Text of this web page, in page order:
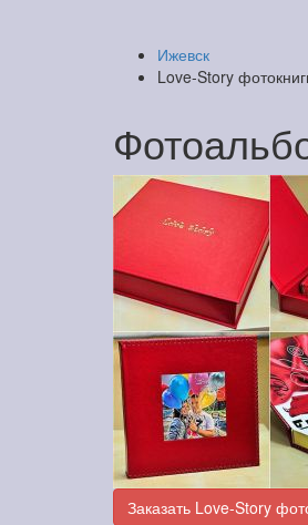
Ижевск
Love-Story
Заказать Love-Story